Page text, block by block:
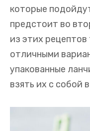
которые
предстоит во
из этих
отличными
упакованные
взять их с собой